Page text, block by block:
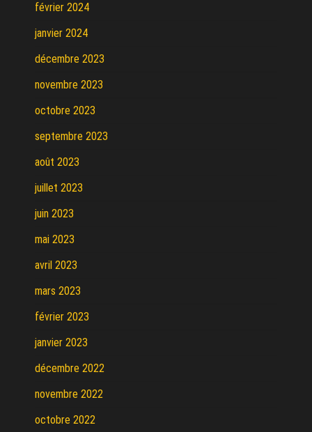
février 2024
janvier 2024
décembre 2023
novembre 2023
octobre 2023
septembre 2023
août 2023
juillet 2023
juin 2023
mai 2023
avril 2023
mars 2023
février 2023
janvier 2023
décembre 2022
novembre 2022
octobre 2022